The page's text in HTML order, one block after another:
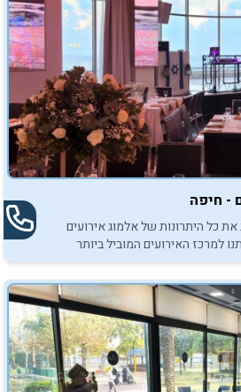
- חיפה
כל היתרונות של אלמוג אירועים
למרכז האירועים המוביל ביותר